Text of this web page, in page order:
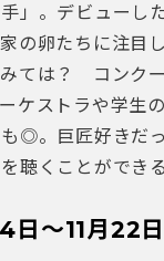
」。デビューし
の卵たちに注目
ては？ コンク
ケストラや学生
◎。巨匠好きだ
聴くことができる
～11月22日